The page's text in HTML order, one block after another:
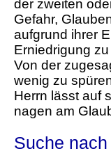
der zweiten
Gefahr,
aufgrund ihrer
Erniedrigung
Von der
wenig zu
Herrn lässt auf
nagen am
Suche